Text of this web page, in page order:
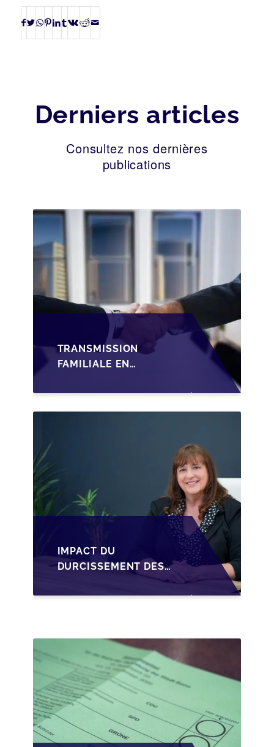
Derniers articles
Consultez nos dernières
publications
TRANSMISSION
FAMILIALE EN
STRUCTURER LA
CESSION DES PARTS
IMPACT DU
DURCISSEMENT DES
CRÉDIT SUR LA